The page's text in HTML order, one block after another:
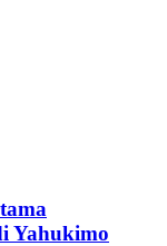
Yahukimo